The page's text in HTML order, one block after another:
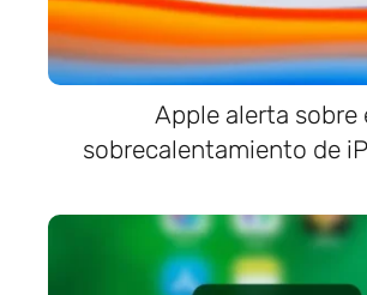
Apple alerta sobre
sobrecalentamiento de